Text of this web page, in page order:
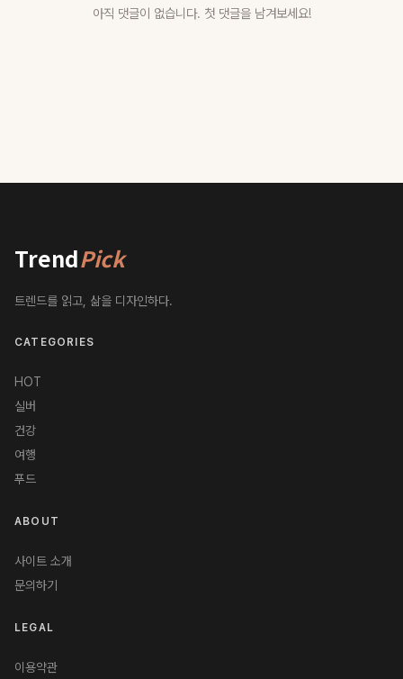
아직 댓글이 없습니다. 첫 댓글을 남겨보세요!
TrendPick
트렌드를 읽고, 삶을 디자인하다.
CATEGORIES
HOT
실버
건강
여행
푸드
ABOUT
사이트 소개
문의하기
LEGAL
이용약관